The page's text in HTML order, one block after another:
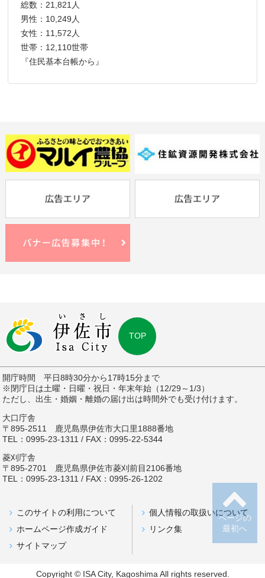
総数：21,821人
男性：10,249人
女性：11,572人
世帯：12,110世帯
『住民基本台帳から』
ページの
最初へ
TOP
開庁時間 平日8時30分から17時15分まで
※閉庁日は土曜・日曜・祝日・年末年始（12/29～1/3）
ただし、出生・婚姻・離婚の届け出は時間外でも受け付けます。
大口庁舎
〒895-2511 鹿児島県伊佐市大口里1888番地
TEL：0995-23-1311 / FAX：0995-22-5344
菱刈庁舎
〒895-2701 鹿児島県伊佐市菱刈前目2106番地
TEL：0995-23-1311 / FAX：0995-26-1202
このサイトの利用について
個人情報の取扱いについて
ホームページ作成ガイド
リンク集
サイトマップ
Copyright © ISA City, Kagoshima All rights reserved.